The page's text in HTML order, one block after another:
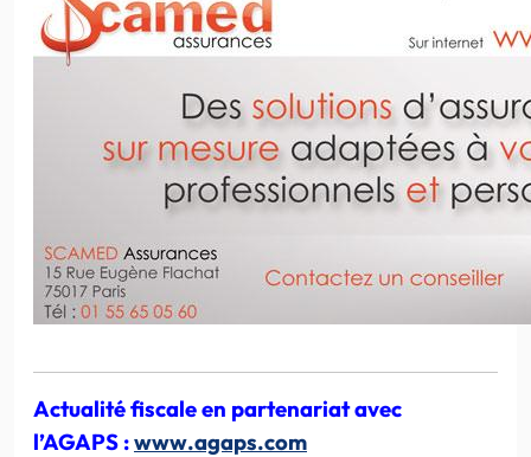
Actualité fiscale en partenariat avec
l’AGAPS :www.agaps.com